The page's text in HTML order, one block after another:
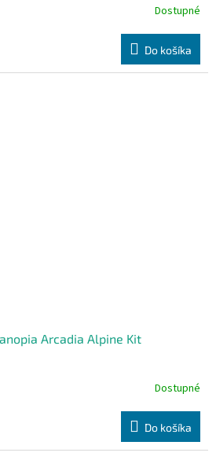
Dostupné
Do košíka
Arcadia Alpine Kit
Dostupné
Do košíka